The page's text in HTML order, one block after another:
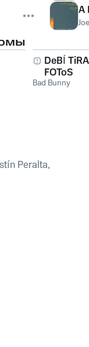
A
DeBÍ
FOToS
Bad Bunny
Peralta,